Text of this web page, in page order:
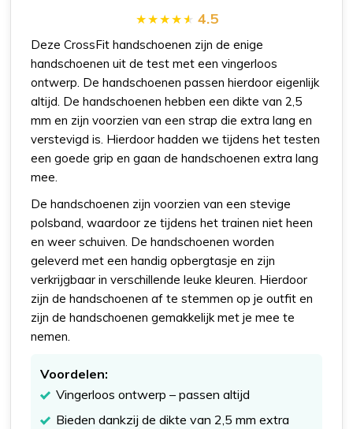
4.5
Deze CrossFit handschoenen zijn de enige
handschoenen uit de test met een vingerloos
ontwerp. De handschoenen passen hierdoor eigenlijk
altijd. De handschoenen hebben een dikte van 2,5
mm en zijn voorzien van een strap die extra lang en
verstevigd is. Hierdoor hadden we tijdens het testen
een goede grip en gaan de handschoenen extra lang
mee.
De handschoenen zijn voorzien van een stevige
polsband, waardoor ze tijdens het trainen niet heen
en weer schuiven. De handschoenen worden
geleverd met een handig opbergtasje en zijn
verkrijgbaar in verschillende leuke kleuren. Hierdoor
zijn de handschoenen af te stemmen op je outfit en
zijn de handschoenen gemakkelijk met je mee te
nemen.
Voordelen:
Vingerloos ontwerp – passen altijd
Bieden dankzij de dikte van 2,5 mm extra